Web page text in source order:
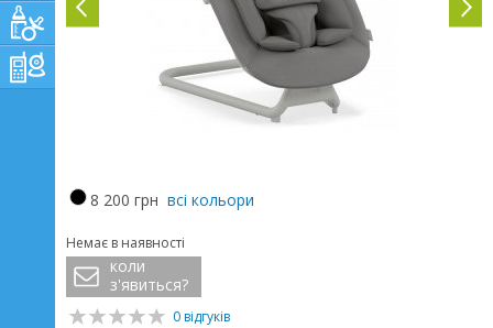
8 200 грн всі кольори
Немає в наявності
коли
з'явиться?
0 відгуків